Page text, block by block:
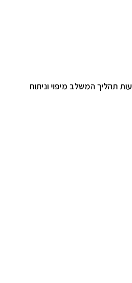
תהליך המשלב מיפוי וניתוח